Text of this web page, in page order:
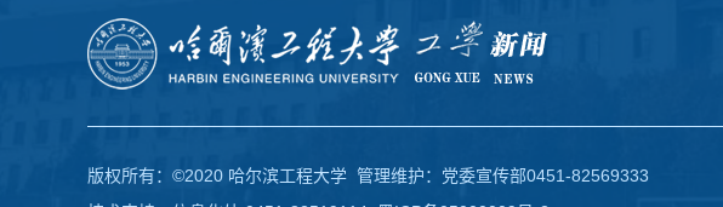
版权所有：©2020 哈尔滨工程大学 管理维护：党委宣传部0451-82569333